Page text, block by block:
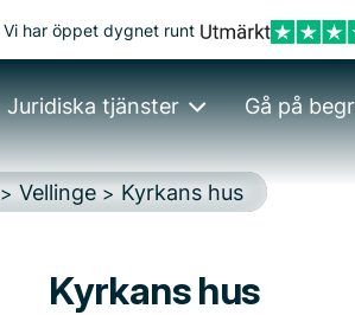
Vi har öppet dygnet runt
Juridiska tjänster Gå på
> Vellinge > Kyrkans hus
Kyrkans hus